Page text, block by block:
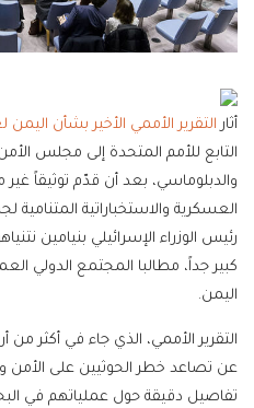
أثارالتقرير الأممي الأخير بشأن اليمن لعام
التابع للأمم المتحدة إلى مجلس
والدبلوماسي، بعد أن قدّم توثيقاً
العسكرية والاستخباراتية
رئيس الوزراء الإسرائيلي بنيامين
كبير جداً، مطالبا المجتمع الدولي
اليمن.
التقرير الأممي، الذي جاء في أكثر
عن تصاعد خطر الحوثيين على الأمن
تفاصيل دقيقة حول عملياتهم في